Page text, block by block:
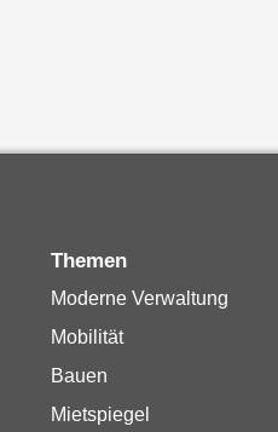
Themen
Moderne Verwaltung
Mobilität
Bauen
Mietspiegel